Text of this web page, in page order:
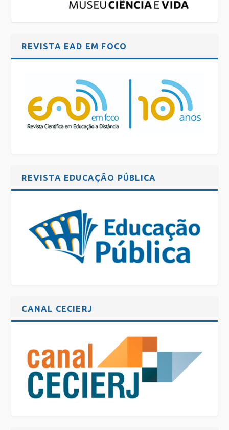
REVISTA EAD EM FOCO
REVISTA EDUCAÇÃO PÚBLICA
CANAL CECIERJ